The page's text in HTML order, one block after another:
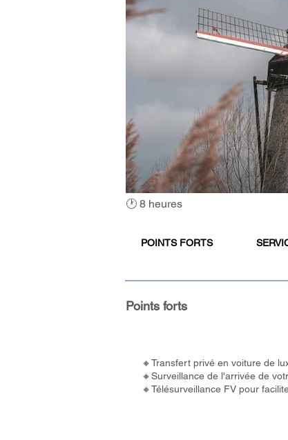
🕐 8 heures
POINTS FORTS
Points forts
🔸Transfert privé en voiture de
🔸Surveillance de l'arrivée de
🔸Télésurveillance FV pour